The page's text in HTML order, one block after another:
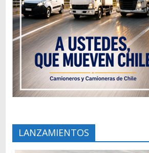
LANZAMIENTOS